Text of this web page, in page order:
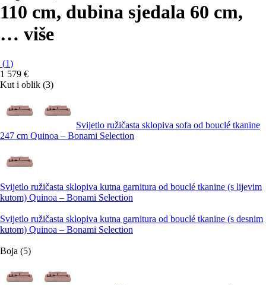
110 cm, dubina sjedala 60 cm,
… više
(1)
1 579 €
Kut i oblik (3)
Svijetlo ružičasta sklopiva sofa od bouclé tkanine
247 cm Quinoa – Bonami Selection
Svijetlo ružičasta sklopiva kutna garnitura od bouclé tkanine (s lijevim
kutom) Quinoa – Bonami Selection
Svijetlo ružičasta sklopiva kutna garnitura od bouclé tkanine (s desnim
kutom) Quinoa – Bonami Selection
Boja (5)